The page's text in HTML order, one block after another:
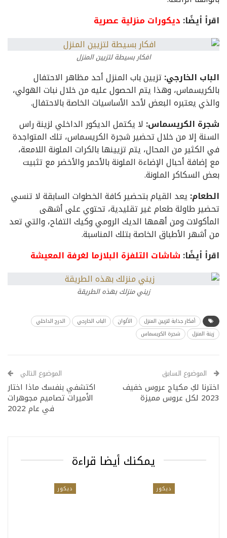
اقرأ أيضًا: ديكورات منزلية عصرية
افكار بسيطة لتزيين المنزل
الباب الخارجي: تزيين باب المنزل أحد مظاهر الاحتفال
بالكريسماس، وهذا يتم الحصول عليه من خلال نبات الهولي،
والذي يعتبره البعض لأحد الأساسيات الخاصة بالاحتفال.
شجرة الكريسماس: لا يكتمل الديكور الداخلي لزينة راس
السنة إلا من خلال تحضير شجرة الكريسماس، تلك المتواجدة
في الكثير من المحال، يتم تزيينها بالكرات الملونة اللامعة،
مع إضافة أحبال الإضاءة الملونة بالأحمر والأخضر مع تثبيت
بعض السكاكر الملونة.
الطعام: يعد القيام بتحضير كافة الخطوات السابقة لا تنسي
تحضير طاولة طعام غير تقليدية، تحتوي على أشهى
المأكولات ومن أهمها الديك الرومي وكيك التفاح، والتي تعد
من أشهر الأطباق الخاصة بتلك المناسبة.
اقرأ أيضًا: شاشات التلفزة البلازما لغرفة المعيشة
زيني منزلك بهذه الطريقة
أفكار جذابة لتزيين المنزل الألوان الباب الخارجي
الدرج الداخلي
زينة المنزل
شجرة الكريسماس
الموضوع السابق
اخترنا لكِ مكياج عروس خفيف
2023 لكل عروس مميزة
الموضوع التالي
اكتشفي بنفسك ماذا اختار
الأميرات تصاميم مجوهرات
في عام 2022
يمكنك أيضا قراءة
ديكور ديكور